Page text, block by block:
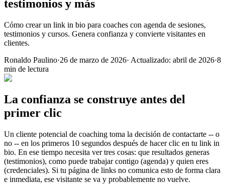
testimonios y más
Cómo crear un link in bio para coaches con agenda de sesiones,
testimonios y cursos. Genera confianza y convierte visitantes en
clientes.
Ronaldo Paulino·26 de marzo de 2026· Actualizado: abril de 2026·8
min de lectura
La confianza se construye antes del
primer clic
Un cliente potencial de coaching toma la decisión de contactarte -- o
no -- en los primeros 10 segundos después de hacer clic en tu link in
bio. En ese tiempo necesita ver tres cosas: que resultados generas
(testimonios), como puede trabajar contigo (agenda) y quien eres
(credenciales). Si tu página de links no comunica esto de forma clara
e inmediata, ese visitante se va y probablemente no vuelve.